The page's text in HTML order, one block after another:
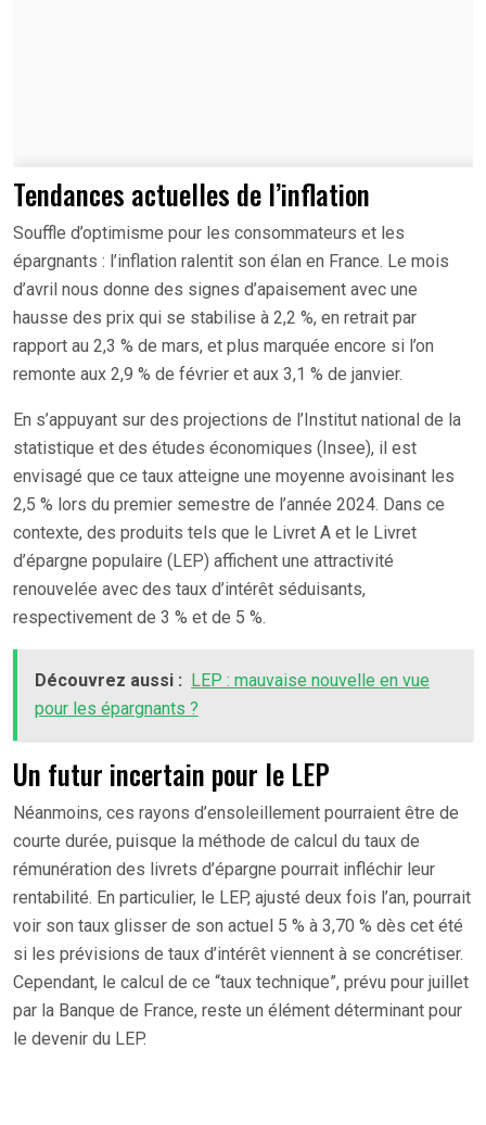
Tendances actuelles de l’inflation
Souffle d’optimisme pour les consommateurs et les
épargnants : l’inflation ralentit son élan en France. Le mois
d’avril nous donne des signes d’apaisement avec une
hausse des prix qui se stabilise à 2,2 %, en retrait par
rapport au 2,3 % de mars, et plus marquée encore si l’on
remonte aux 2,9 % de février et aux 3,1 % de janvier.
En s’appuyant sur des projections de l’Institut national de la
statistique et des études économiques (Insee), il est
envisagé que ce taux atteigne une moyenne avoisinant les
2,5 % lors du premier semestre de l’année 2024. Dans ce
contexte, des produits tels que le Livret A et le Livret
d’épargne populaire (LEP) affichent une attractivité
renouvelée avec des taux d’intérêt séduisants,
respectivement de 3 % et de 5 %.
Découvrez aussi : LEP : mauvaise nouvelle en vue
pour les épargnants ?
Un futur incertain pour le LEP
Néanmoins, ces rayons d’ensoleillement pourraient être de
courte durée, puisque la méthode de calcul du taux de
rémunération des livrets d’épargne pourrait infléchir leur
rentabilité. En particulier, le LEP, ajusté deux fois l’an, pourrait
voir son taux glisser de son actuel 5 % à 3,70 % dès cet été
si les prévisions de taux d’intérêt viennent à se concrétiser.
Cependant, le calcul de ce “taux technique”, prévu pour juillet
par la Banque de France, reste un élément déterminant pour
le devenir du LEP.